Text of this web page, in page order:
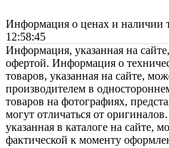
Информация о ценах и наличии
12:58:45
Информация, указанная на
офертой. Информация о
товаров, указанная на сайте,
производителем в
товаров на фотографиях,
могут отличаться от
указанная в каталоге на сайте,
фактической к моменту